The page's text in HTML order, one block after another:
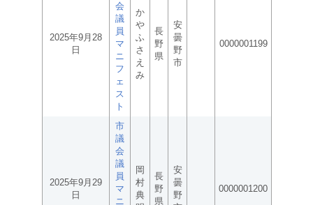
2025年9月28
日
会
議
員
マ
ニ
フ
ェ
ス
ト
か
や
ふ
さ
え
み
長
野
県
安
曇
野
市
0000001199
2025年9月29
日
市
議
会
議
員
マ
ニ
岡
村
典
長
野
県
安
曇
野
0000001200